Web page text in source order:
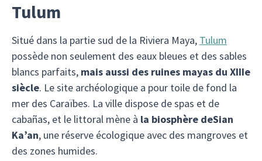
Tulum
Situé dans la partie sud de la Riviera Maya, Tulum
possède non seulement des eaux bleues et des sables
blancs parfaits, mais aussi des ruines mayas du XIIIe
siècle. Le site archéologique a pour toile de fond la
mer des Caraïbes. La ville dispose de spas et de
cabañas, et le littoral mène à la biosphère deSian
Ka’an, une réserve écologique avec des mangroves et
des zones humides.